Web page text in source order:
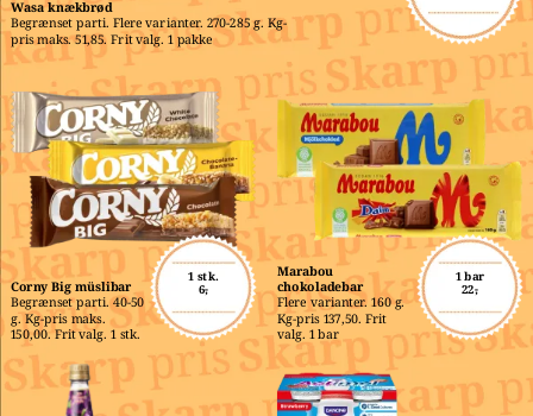
Wasa knækbrød
Begrænset parti. Flere varianter. 270-285 g. Kg-
pris maks. 51,85. Frit valg. 1 pakke
1 stk.
6,-
Corny Big müslibar
Begrænset parti. 40-50
g. Kg-pris maks.
150,00. Frit valg. 1 stk.
1 bar
22,-
Marabou
chokoladebar
Flere varianter. 160 g.
Kg-pris 137,50. Frit
valg. 1 bar